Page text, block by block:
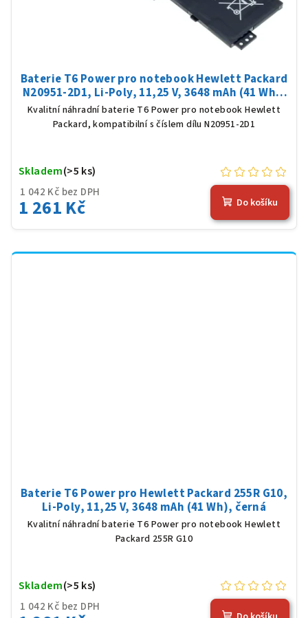
Baterie T6 Power pro notebook Hewlett Packard
N20951-2D1, Li-Poly, 11,25 V, 3648 mAh (41 Wh),
černá
Kvalitní náhradní baterie T6 Power pro notebook Hewlett
Packard, kompatibilní s číslem dílu N20951-2D1
1 042 Kč bez DPH
1 261 Kč
Skladem(>5 ks)
Do košíku
Baterie T6 Power pro Hewlett Packard 255R G10,
Li-Poly, 11,25 V, 3648 mAh (41 Wh), černá
Kvalitní náhradní baterie T6 Power pro notebook Hewlett
Packard 255R G10
1 042 Kč bez DPH
Skladem(>5 ks)